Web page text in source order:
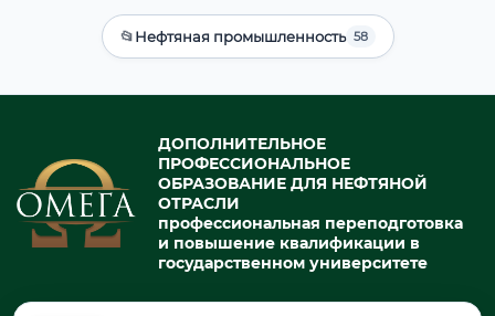
📂Нефтяная промышленность 58
ДОПОЛНИТЕЛЬНОЕ
ПРОФЕССИОНАЛЬНОЕ
ОБРАЗОВАНИЕ ДЛЯ НЕФТЯНОЙ
ОТРАСЛИ
профессиональная переподготовка
и повышение квалификации в
государственном университете